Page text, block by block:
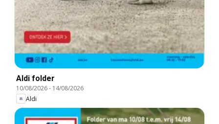
Aldi folder
10/08/2026- 14/08/2026
Aldi